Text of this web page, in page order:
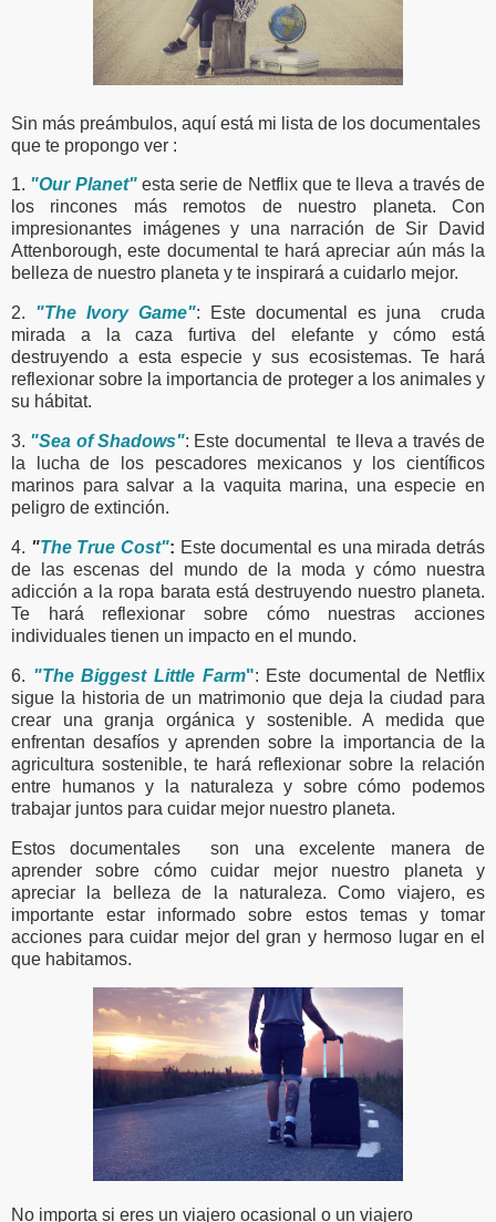
Sin más preámbulos, aquí está mi lista de los documentales
que te propongo ver :
1. "Our Planet"esta serie de Netflix que te lleva a través de
los rincones más remotos de nuestro planeta. Con
impresionantes imágenes y una narración de Sir David
Attenborough, este documental te hará apreciar aún más la
belleza de nuestro planeta y te inspirará a cuidarlo mejor.
2. "The Ivory Game": Este documental es juna cruda
mirada a la caza furtiva del elefante y cómo está
destruyendo a esta especie y sus ecosistemas. Te hará
reflexionar sobre la importancia de proteger a los animales y
su hábitat.
3. "Sea of Shadows": Este documental te lleva a través de
la lucha de los pescadores mexicanos y los científicos
marinos para salvar a la vaquita marina, una especie en
peligro de extinción.
4. "The True Cost": Este documental es una mirada detrás
de las escenas del mundo de la moda y cómo nuestra
adicción a la ropa barata está destruyendo nuestro planeta.
Te hará reflexionar sobre cómo nuestras acciones
individuales tienen un impacto en el mundo.
6. "The Biggest Little Farm": Este documental de Netflix
sigue la historia de un matrimonio que deja la ciudad para
crear una granja orgánica y sostenible. A medida que
enfrentan desafíos y aprenden sobre la importancia de la
agricultura sostenible, te hará reflexionar sobre la relación
entre humanos y la naturaleza y sobre cómo podemos
trabajar juntos para cuidar mejor nuestro planeta.
Estos documentales son una excelente manera de
aprender sobre cómo cuidar mejor nuestro planeta y
apreciar la belleza de la naturaleza. Como viajero, es
importante estar informado sobre estos temas y tomar
acciones para cuidar mejor del gran y hermoso lugar en el
que habitamos.
No importa si eres un viajero ocasional o un viajero